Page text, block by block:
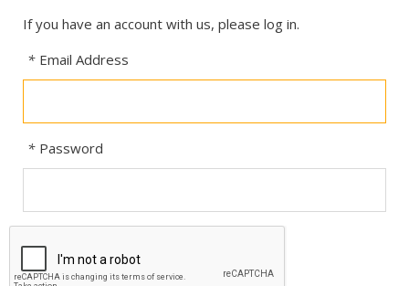
If you have an account with us, please log in.
* Email Address
* Password